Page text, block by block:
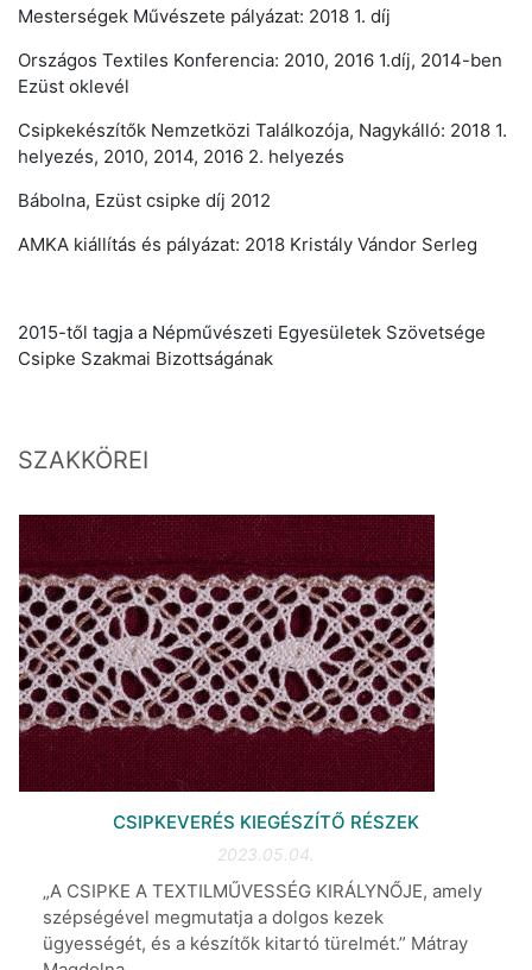
Mesterségek Művészete pályázat: 2018 1. díj
Országos Textiles Konferencia: 2010, 2016 1.díj, 2014-ben
Ezüst oklevél
Csipkekészítők Nemzetközi Találkozója, Nagykálló: 2018 1.
helyezés, 2010, 2014, 2016 2. helyezés
Bábolna, Ezüst csipke díj 2012
AMKA kiállítás és pályázat: 2018 Kristály Vándor Serleg
2015-től tagja a Népművészeti Egyesületek Szövetsége
Csipke Szakmai Bizottságának
SZAKKÖREI
CSIPKEVERÉS KIEGÉSZÍTŐ RÉSZEK
2023.05.04.
„A CSIPKE A TEXTILMŰVESSÉG KIRÁLYNŐJE, amely
szépségével megmutatja a dolgos kezek
ügyességét, és a készítők kitartó türelmét.” Mátray